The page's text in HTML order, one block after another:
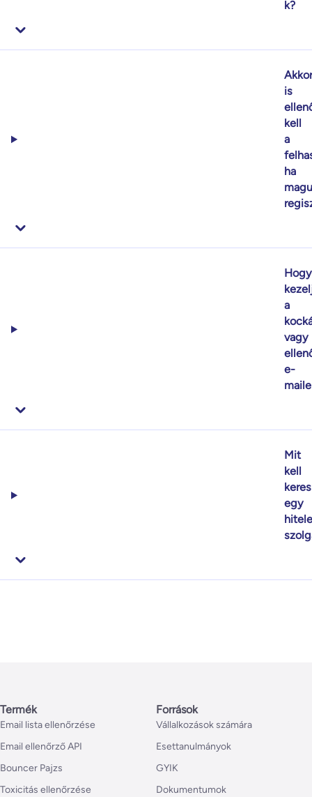
k?
Akkor
is
kell
a
ha
a
vagy
e-
Mit
kell
egy
Termék
Email lista ellenőrzése
Email ellenőrző API
Bouncer Pajzs
Toxicitás ellenőrzése
Források
Vállalkozások számára
Esettanulmányok
GYIK
Dokumentumok